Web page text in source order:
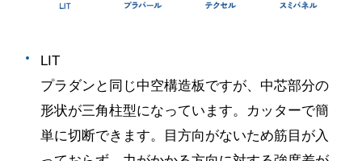
LIT
プラダンと同じ中空構造板ですが、中芯部分の
形状が三角柱型になっています。カッターで簡
単に切断できます。目方向がないため筋目が入